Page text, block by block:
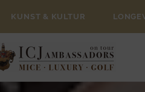
KUNST & KULTUR